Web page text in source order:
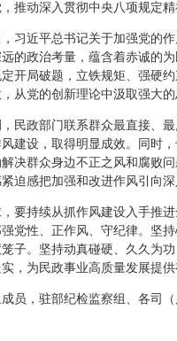
推动深入贯彻中央八项规定
近平总书记关于加强党的作
的政治考量，蕴含着赤诚的
开局破题，立铁规矩、强硬
从党的创新理论中汲取强大
政部门联系群众最直接、最
建设，取得明显成效。同时
决群众身边不正之风和腐败
迫感把加强和改进作风引向深
持续从抓作风建设入手推进
党性、正作风、守纪律。坚
子。坚持动真碰硬、久久为
，为民政事业高质量发展提供
，驻部纪检监察组、各司（